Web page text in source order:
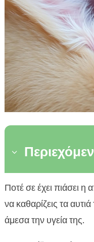
3

Γιατί είναι
στην γάτα σου
Πότε πρέπει να
μας
Ποτέ σε έχει πιάσει η
να καθαρίζεις τα
άμεσα την υγεία της.